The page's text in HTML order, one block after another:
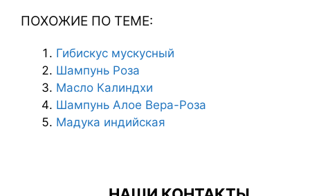
ПОХОЖИЕ ПО ТЕМЕ:
Гибискус мускусный
Шампунь Роза
Масло Калиндхи
Шампунь Алое Вера-Роза
Мадука индийская